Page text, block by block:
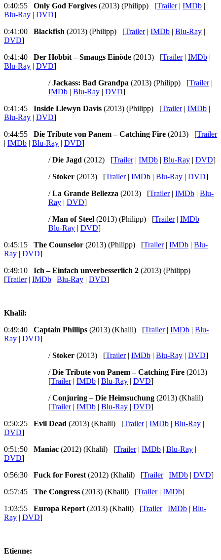
0:40:55 Only God Forgives (2013) (Philipp) [Trailer| IMDb |
Blu-Ray | DVD]
0:41:00 Blackfish (2013) (Philipp) [Trailer| IMDb | Blu-Ray |
DVD]
0:41:40 Der Hobbit – Smaugs Einöde (2013) [Trailer| IMDb |
Blu-Ray | DVD]
/Jackass: Bad Grandpa (2013) (Philipp) [Trailer|
IMDb | Blu-Ray | DVD]
0:41:45 Inside Llewyn Davis (2013) (Philipp) [Trailer| IMDb |
Blu-Ray | DVD]
0:44:55 Die Tribute von Panem – Catching Fire (2013) [Trailer
| IMDb | Blu-Ray | DVD]
/Die Jagd (2012) [Trailer| IMDb | Blu-Ray | DVD]
/Stoker (2013) [Trailer| IMDb | Blu-Ray | DVD]
/La Grande Bellezza (2013) [Trailer| IMDb | Blu-
Ray | DVD]
/Man of Steel (2013) (Philipp) [Trailer| IMDb |
Blu-Ray | DVD]
0:45:15 The Counselor (2013) (Philipp) [Trailer| IMDb | Blu-
Ray | DVD]
0:49:10 Ich – Einfach unverbesserlich 2 (2013) (Philipp)
[Trailer| IMDb | Blu-Ray | DVD]
Khalil:
0:49:40 Captain Phillips (2013) (Khalil) [Trailer| IMDb | Blu-
Ray | DVD]
/Stoker (2013) [Trailer| IMDb | Blu-Ray | DVD]
/Die Tribute von Panem – Catching Fire (2013)
[Trailer| IMDb | Blu-Ray | DVD]
/Conjuring – Die Heimsuchung (2013) (Khalil)
[Trailer| IMDb | Blu-Ray | DVD]
0:50:25 Evil Dead (2013) (Khalil) [Trailer| IMDb | Blu-Ray |
DVD]
0:51:50 Maniac (2012) (Khalil) [Trailer| IMDb | Blu-Ray |
DVD]
0:56:30 Fuck for Forest (2012) (Khalil) [Trailer| IMDb | DVD]
0:57:45 The Congress (2013) (Khalil) [Trailer| IMDb]
1:03:55 Europa Report (2013) (Khalil) [Trailer| IMDb | Blu-
Ray | DVD]
Etienne: